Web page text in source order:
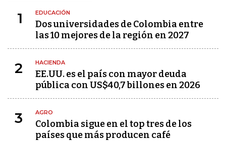
1 EDUCACIÓN
Dos universidades de Colombia entre
las 10 mejores de la región en 2027
2 HACIENDA
EE.UU. es el país con mayor deuda
pública con US$40,7 billones en 2026
3 AGRO
Colombia sigue en el top tres de los
países que más producen café